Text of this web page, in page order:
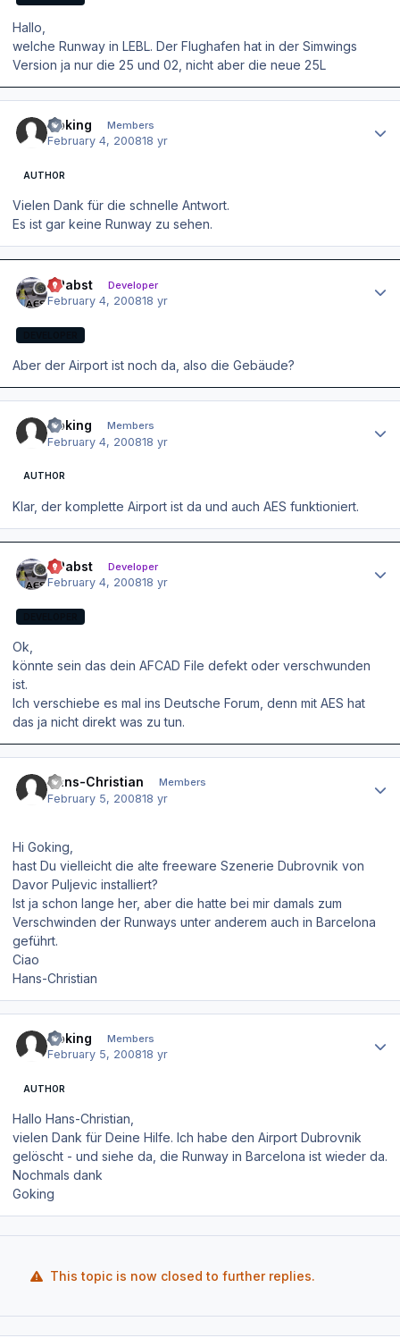
Hallo,
welche Runway in LEBL. Der Flughafen hat in der Simwings
Version ja nur die 25 und 02, nicht aber die neue 25L
Goking Members
February 4, 200818 yr
AUTHOR
Vielen Dank für die schnelle Antwort.
Es ist gar keine Runway zu sehen.
OPabst Developer
February 4, 200818 yr
Aber der Airport ist noch da, also die Gebäude?
Goking Members
February 4, 200818 yr
AUTHOR
Klar, der komplette Airport ist da und auch AES funktioniert.
OPabst Developer
February 4, 200818 yr
Ok,
könnte sein das dein AFCAD File defekt oder verschwunden
ist.
Ich verschiebe es mal ins Deutsche Forum, denn mit AES hat
das ja nicht direkt was zu tun.
Hans-Christian Members
February 5, 200818 yr
Hi Goking,
hast Du vielleicht die alte freeware Szenerie Dubrovnik von
Davor Puljevic installiert?
Ist ja schon lange her, aber die hatte bei mir damals zum
Verschwinden der Runways unter anderem auch in Barcelona
geführt.
Ciao
Hans-Christian
Goking Members
February 5, 200818 yr
AUTHOR
Hallo Hans-Christian,
vielen Dank für Deine Hilfe. Ich habe den Airport Dubrovnik
gelöscht - und siehe da, die Runway in Barcelona ist wieder da.
Nochmals dank
Goking
This topic is now closed to further replies.